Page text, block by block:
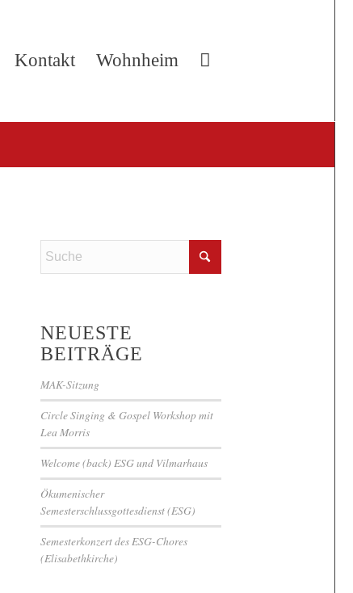
Kontakt Wohnheim
NEUESTE
BEITRÄGE
MAK-Sitzung
Circle Singing & Gospel Workshop mit
Lea Morris
Welcome (back) ESG und Vilmarhaus
Ökumenischer
Semesterschlussgottesdienst (ESG)
Semesterkonzert des ESG-Chores
(Elisabethkirche)